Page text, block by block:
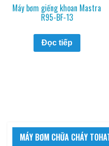
Máy bơm giếng khoan Mastra
R95-BF-13
Đọc tiếp
MÁY BƠM CHỮA CHÁY